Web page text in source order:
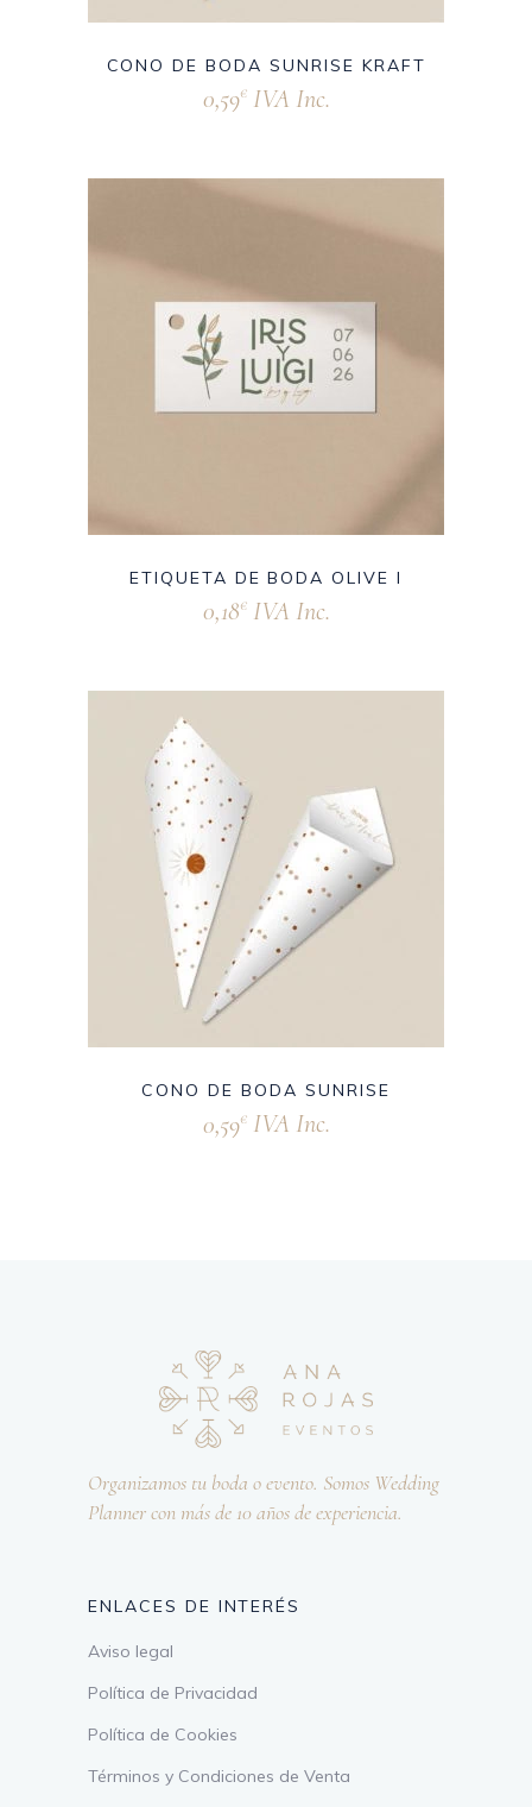
CONO DE BODA SUNRISE KRAFT
0,59€ IVA Inc.
ETIQUETA DE BODA OLIVE I
0,18€ IVA Inc.
CONO DE BODA SUNRISE
0,59€ IVA Inc.
Organizamos tu boda o evento. Somos Wedding
Planner con más de 10 años de experiencia.
ENLACES DE INTERÉS
Aviso legal
Política de Privacidad
Política de Cookies
Términos y Condiciones de Venta